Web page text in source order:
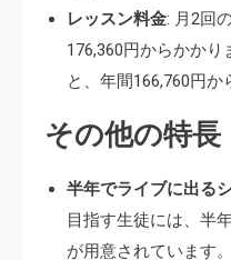
レッスン料金: 月2回
176,360円からかか
と、年間166,760円か
その他の特長
半年でライブに出る
目指す生徒には、半
が用意されています